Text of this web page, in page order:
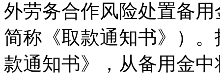
外劳务合作风险处置备
简称《取款通知书》）
款通知书》，从备用金